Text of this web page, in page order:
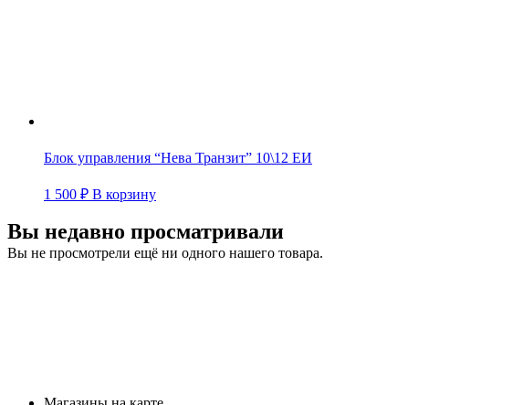
Блок управления “Нева Транзит” 10\12 ЕИ
1 500 ₽ В корзину
Вы недавно просматривали
Вы не просмотрели ещё ни одного нашего товара.